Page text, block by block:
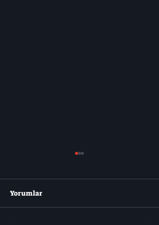
Yorumlar